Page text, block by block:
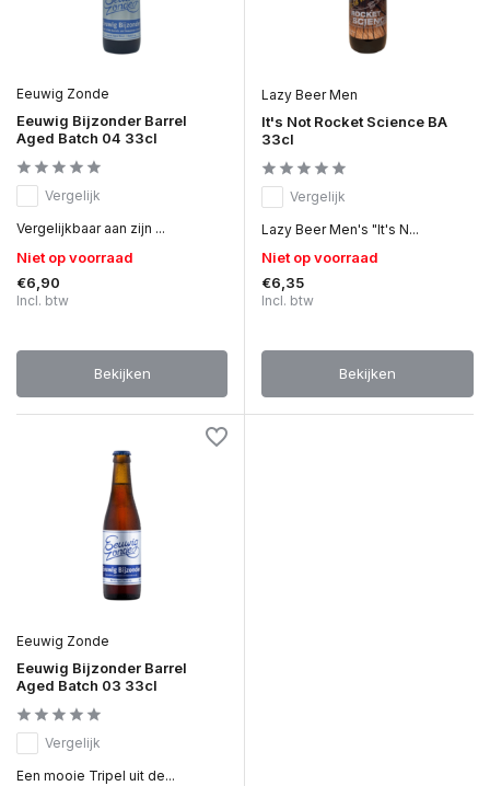
Eeuwig Zonde
Eeuwig Bijzonder Barrel
Aged Batch 04 33cl
Vergelijk
Vergelijkbaar aan zijn ...
Niet op voorraad
€6,90
Incl. btw
Bekijken
Lazy Beer Men
It's Not Rocket Science BA
33cl
Vergelijk
Lazy Beer Men's "It's N...
Niet op voorraad
€6,35
Incl. btw
Bekijken
Eeuwig Zonde
Eeuwig Bijzonder Barrel
Aged Batch 03 33cl
Vergelijk
Een mooie Tripel uit de...